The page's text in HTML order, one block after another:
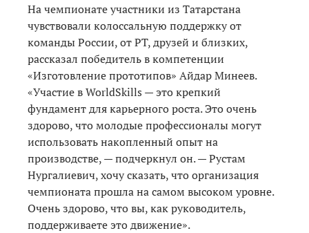
На чемпионате участники из Татарстана
чувствовали колоссальную поддержку от
команды России, от РТ, друзей и близких,
рассказал победитель в компетенции
«Изготовление прототипов» Айдар Минеев.
«Участие в WorldSkills — это крепкий
фундамент для карьерного роста. Это очень
здорово, что молодые профессионалы могут
использовать накопленный опыт на
производстве, — подчеркнул он. — Рустам
Нургалиевич, хочу сказать, что организация
чемпионата прошла на самом высоком уровне.
Очень здорово, что вы, как руководитель,
поддерживаете это движение».